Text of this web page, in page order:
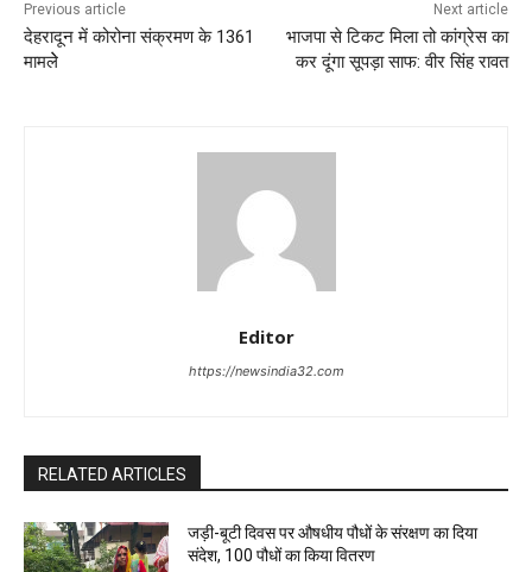
Previous article
देहरादून में कोरोना संक्रमण के 1361
मामलेे
Next article
भाजपा से टिकट मिला तो कांग्रेस का
कर दूंगा सूपड़ा साफ: वीर सिंह रावत
Editor
https://newsindia32.com
RELATED ARTICLES
जड़ी-बूटी दिवस पर औषधीय पौधों के संरक्षण का दिया
संदेश, 100 पौधों का किया वितरण